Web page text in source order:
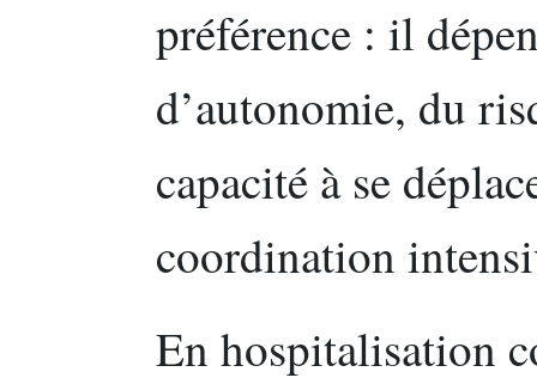
préférence : il
d’autonomie, du
capacité à se
coordination
En hospitalisation